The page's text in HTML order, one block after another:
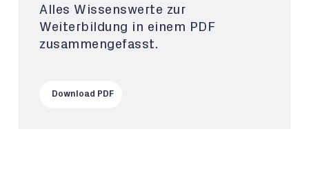
Alles Wissenswerte zur
Weiterbildung in einem PDF
zusammengefasst.
Download PDF